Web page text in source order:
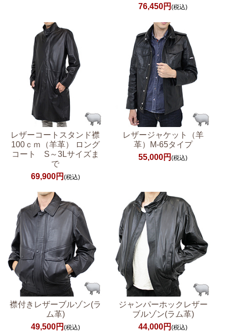
76,450円(税込)
レザーコートスタンド襟
100ｃｍ（羊革） ロング
コート S～3Lサイズま
で
69,900円 (税込)
レザージャケット（羊
革）M-65タイプ
55,000円(税込)
襟付きレザーブルゾン(ラ
ム革)
49,500円 (税込)
ジャンパーホックレザー
ブルゾン(ラム革)
44,000円(税込)